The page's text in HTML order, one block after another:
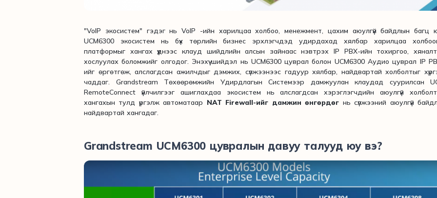
"VoIP экосистем" гэдэг нь VoIP -ийн харилцаа холбоо, менежмент, цахим аюулгүй байдлын багц
UCM6300 экосистем нь бүх төрлийн бизнес эрхлэгчдэд удирдахад хялбар харилцаа
платформыг хангах үүднээс клауд шийдлийн алсын зайнаас нэвтрэх IP PBX-ийн тохиргоо,
хослуулах боломжийг олгодог. Энэхүү шийдэл нь UCM6300 цуврал болон UCM6300 Аудио цуврал IP
ийг өргөтгөж, алслагдсан ажилчдыг дэмжих, сүлжээнээс гадуур хялбар, найдвартай холболтыг
чаддаг. Grandstream Төхөөрөмжийн Удирдлагын Системээр дамжуулан клаудад суурилсан
RemoteConnect үйлчилгээг ашиглахдаа экосистем нь алслагдсан хэрэглэгчдийн аюулгүй
хангахын тулд үргэлж автоматаар NAT Firewall-ийг дамжин өнгөрдөг нь сүлжээний аюулгүй
найдвартай хангадаг.
Grandstream UCM6300 цувралын давуу талууд юу вэ?